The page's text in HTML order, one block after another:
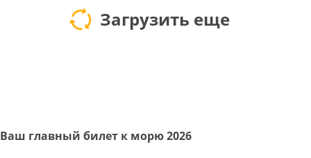
Загрузить еще
Ваш главный билет к морю 2026